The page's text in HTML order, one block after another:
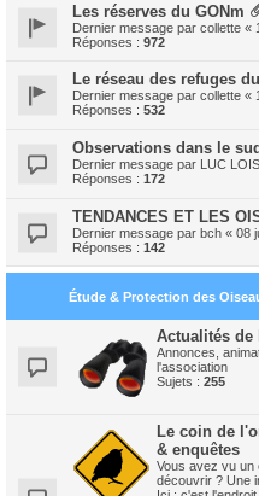
Les réserves du GONm
Dernier message par collette «
Réponses : 972
Le réseau des refuges
Dernier message par collette «
Réponses : 532
Observations dans le
Dernier message par LUC
Réponses : 172
TENDANCES ET LES
Dernier message par bch « 08
Réponses : 142
Étude & Protection des
Actualités
Annonces,
l'association
Sujets : 255
Le coin de
& enquêtes
Vous avez vu un
découvrir ? Une